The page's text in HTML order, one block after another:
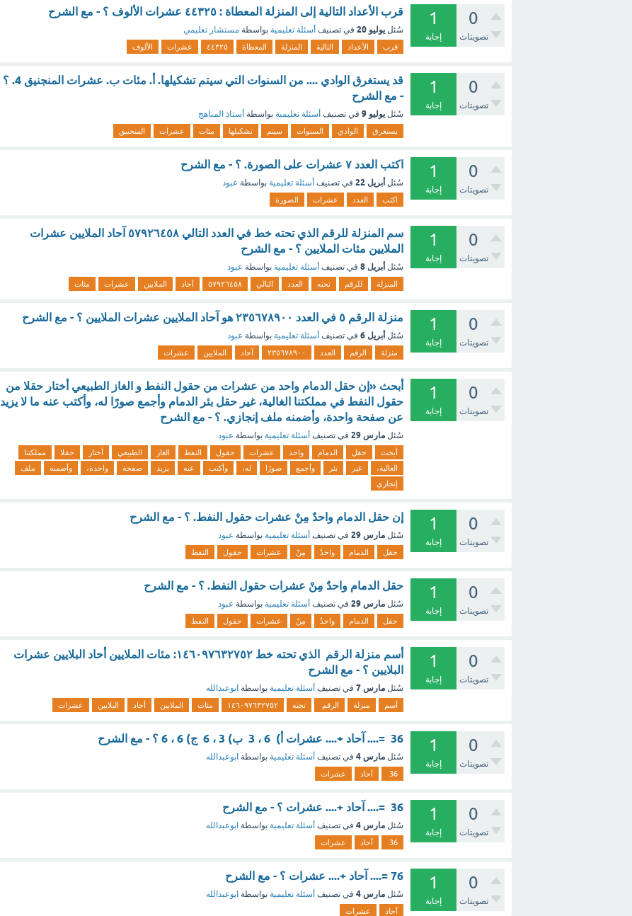
0
تصويتات
1
إجابة
قرب الأعداد التالية إلى المنزلة المعطاة : ٤٤٣٢٥ عشرات الألوف ؟ - مع الشرح
سُئل يوليو 20 في تصنيف أسئلة تعليمية بواسطة مستشار تعليمي
قرب الأعداد التالية المنزلة المعطاة ٤٤٣٢٥ عشرات الألوف
0
تصويتات
1
إجابة
قد يستغرق الوادي .... من السنوات التي سيتم تشكيلها. أ. مئات ب. عشرات المنجنيق 4. ؟
- مع الشرح
سُئل يوليو 9 في تصنيف أسئلة تعليمية بواسطة أستاذ المناهج
يستغرق الوادي السنوات سيتم تشكيلها مئات عشرات المنجنيق
0
تصويتات
1
إجابة
اكتب العدد ٧ عشرات على الصورة. ؟ - مع الشرح
سُئل أبريل 22 في تصنيف أسئلة تعليمية بواسطة عبود
اكتب العدد عشرات الصورة
0
تصويتات
1
إجابة
سم المنزلة للرقم الذي تحته خط في العدد التالي ٥٧٩٢٦٤٥٨ آحاد الملايين عشرات
الملايين مئات الملايين ؟ - مع الشرح
سُئل أبريل 8 في تصنيف أسئلة تعليمية بواسطة عبود
المنزلة للرقم تحته العدد التالي ٥٧٩٢٦٤٥٨ آحاد الملايين عشرات مئات
0
تصويتات
1
إجابة
منزلة الرقم ٥ في العدد ٢٣٥٦٧٨٩٠٠ هو آحاد الملايين عشرات الملايين ؟ - مع الشرح
سُئل أبريل 6 في تصنيف أسئلة تعليمية بواسطة عبود
منزلة الرقم العدد ٢٣٥٦٧٨٩٠٠ آحاد الملايين عشرات
0
تصويتات
1
إجابة
أبحث «إن حقل الدمام واحد من عشرات من حقول النفط و الغاز الطبيعي أختار حقلا من
حقول النفط في مملكتنا الغالية، غير حقل بئر الدمام وأجمع صورًا له، وأكتب عنه ما لا يزيد
عن صفحة واحدة، وأضمنه ملف إنجازي. ؟ - مع الشرح
سُئل مارس 29 في تصنيف أسئلة تعليمية بواسطة عبود
أبحث حقل الدمام واحد عشرات حقول النفط الغاز الطبيعي أختار حقلا
مملكتنا
الغالية،
غير بئر وأجمع صورًا له، وأكتب عنه يزيد صفحة واحدة، وأضمنه
ملف
إنجازي
0
تصويتات
1
إجابة
إن حقل الدمام واحدٌ مِنْ عشرات حقول النفط. ؟ - مع الشرح
سُئل مارس 29 في تصنيف أسئلة تعليمية بواسطة عبود
حقل الدمام واحدٌ مِنْ عشرات حقول النفط
0
تصويتات
1
إجابة
حقل الدمام واحدٌ مِنْ عشرات حقول النفط. ؟ - مع الشرح
سُئل مارس 29 في تصنيف أسئلة تعليمية بواسطة عبود
حقل الدمام واحدٌ مِنْ عشرات حقول النفط
0
تصويتات
1
إجابة
أسم منزلة الرقم الذي تحته خط ١٤٦٠٩٧٦٣٢٧٥٢: مئات الملايين أحاد البلايين عشرات
البلايين ؟ - مع الشرح
سُئل مارس 7 في تصنيف أسئلة تعليمية بواسطة ابوعبدالله
أسم منزلة الرقم تحته ١٤٦٠٩٧٦٣٢٧٥٢ مئات الملايين أحاد البلايين عشرات
0
تصويتات
1
إجابة
36 =.... آحاد +.... عشرات أ) 6 ، 3 ب) 3 ، 6 ج) 6 ، 6 ؟ - مع الشرح
سُئل مارس 4 في تصنيف أسئلة تعليمية بواسطة ابوعبدالله
36 آحاد عشرات
0
تصويتات
1
إجابة
36 =.... آحاد +.... عشرات ؟ - مع الشرح
سُئل مارس 4 في تصنيف أسئلة تعليمية بواسطة ابوعبدالله
36 آحاد عشرات
0
تصويتات
1
إجابة
76 =.... آحاد +.... عشرات ؟ - مع الشرح
سُئل مارس 4 في تصنيف أسئلة تعليمية بواسطة ابوعبدالله
آحاد عشرات